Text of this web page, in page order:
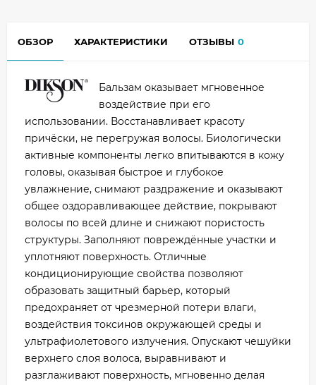
ОБЗОР ХАРАКТЕРИСТИКИ ОТЗЫВЫ 0
Бальзам оказывает мгновенное
воздействие при его
использовании. Восстанавливает красоту
причёски, не перегружая волосы. Биологически
активные компоненты легко впитываются в кожу
головы, оказывая быстрое и глубокое
увлажнение, снимают раздражение и оказывают
общее оздоравливающее действие, покрывают
волосы по всей длине и снижают пористость
структуры. Заполняют повреждённые участки и
уплотняют поверхность. Отличные
кондиционирующие свойства позволяют
образовать защитный барьер, который
предохраняет от чрезмерной потери влаги,
воздействия токсинов окружающей среды и
ультрафиолетового излучения. Опускают чешуйки
верхнего слоя волоса, выравнивают и
разглаживают поверхность, мгновенно делая